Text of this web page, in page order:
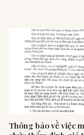
Thông báo về việc